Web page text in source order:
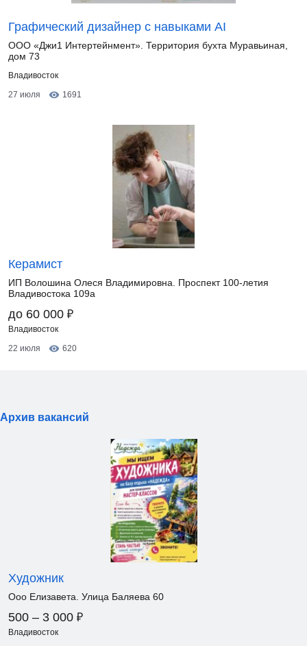
Графический дизайнер с навыками AI
ООО «Джи1 Интертейнмент». Территория бухта Муравьиная,
дом 73
Владивосток
27 июля
1691
Керамист
ИП Волошина Олеся Владимировна. Проспект 100-летия
Владивостока 109а
до 60 000 ₽
Владивосток
22 июля
620
Архив вакансий
Художник
Ооо Елизавета. Улица Баляева 60
500 – 3 000 ₽
Владивосток